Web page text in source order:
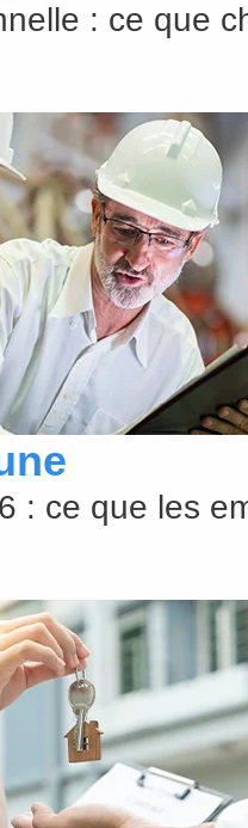
: ce que
: ce que les